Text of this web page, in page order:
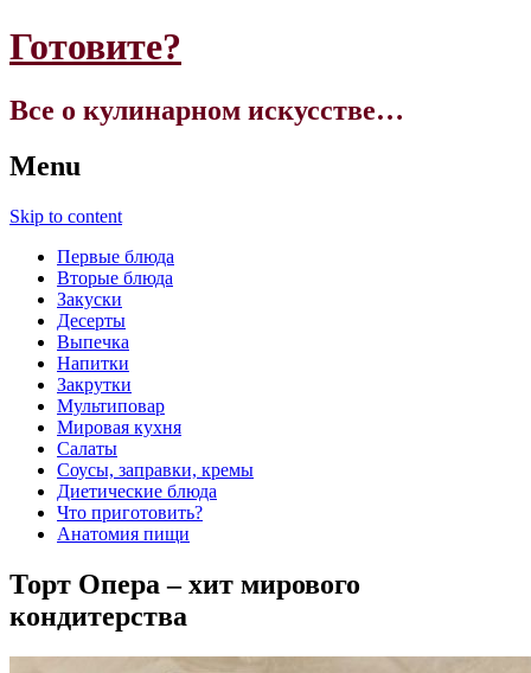
Готовите?
Все о кулинарном искусстве…
Menu
Skip to content
Первые блюда
Вторые блюда
Закуски
Десерты
Выпечка
Напитки
Закрутки
Мультиповар
Мировая кухня
Салаты
Соусы, заправки, кремы
Диетические блюда
Что приготовить?
Анатомия пищи
Торт Опера – хит мирового
кондитерства